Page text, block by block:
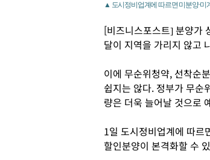
▲ 도시정비업계에 따르면 미분양·미
[비즈니스포스트] 분양가
달이 지역을 가리지 않고
이에 무순위청약, 선착순
쉽지는 않다. 정부가 무순
량은 더욱 늘어날 것으로
1일 도시정비업계에 따르
할인분양이 본격화할 수